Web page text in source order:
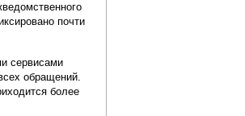
почти
сервисами
обращений.
более